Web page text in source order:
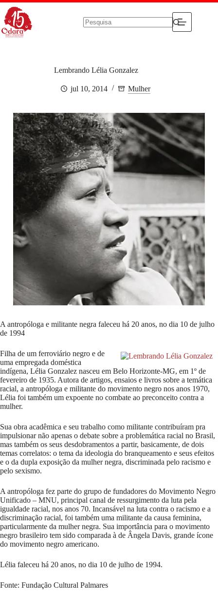
Pular
para
conteúdo
Lembrando Lélia Gonzalez
jul 10, 2014 Mulher
A antropóloga e militante negra faleceu há 20 anos, no dia 10 de julho
de 1994
Filha de um ferroviário negro e de
uma empregada doméstica
indígena, Lélia Gonzalez nasceu em Belo Horizonte-MG, em 1º de
fevereiro de 1935. Autora de artigos, ensaios e livros sobre a temática
racial, a antropóloga e militante do movimento negro nos anos 1970,
Lélia foi também um expoente no combate ao preconceito contra a
mulher.
Sua obra acadêmica e seu trabalho como militante contribuíram pra
impulsionar não apenas o debate sobre a problemática racial no Brasil,
mas também os seus desdobramentos a partir, basicamente, de dois
temas correlatos: o tema da ideologia do branqueamento e seus efeitos
e o da dupla exposição da mulher negra, discriminada pelo racismo e
pelo sexismo.
A antropóloga fez parte do grupo de fundadores do Movimento Negro
Unificado – MNU, principal canal de ressurgimento da luta pela
igualdade racial, nos anos 70. Incansável na luta contra o racismo e a
discriminação racial, foi também uma militante da causa feminina,
particularmente da mulher negra. Sua importância para o movimento
negro brasileiro tem sido comparada à de Ângela Davis, grande ícone
do movimento negro americano.
Lélia faleceu há 20 anos, no dia 10 de julho de 1994.
Fonte: Fundação Cultural Palmares